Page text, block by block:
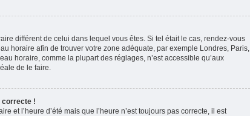
différent de celui dans lequel vous êtes. Si tel était le cas, rendez-vous
horaire afin de trouver votre zone adéquate, par exemple Londres, Paris,
horaire, comme la plupart des réglages, n’est accessible qu’aux
de le faire.
correcte !
et l’heure d’été mais que l’heure n’est toujours pas correcte, il est